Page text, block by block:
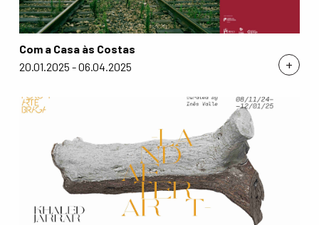
+
Com a Casa às Costas
20.01.2025 - 06.04.2025